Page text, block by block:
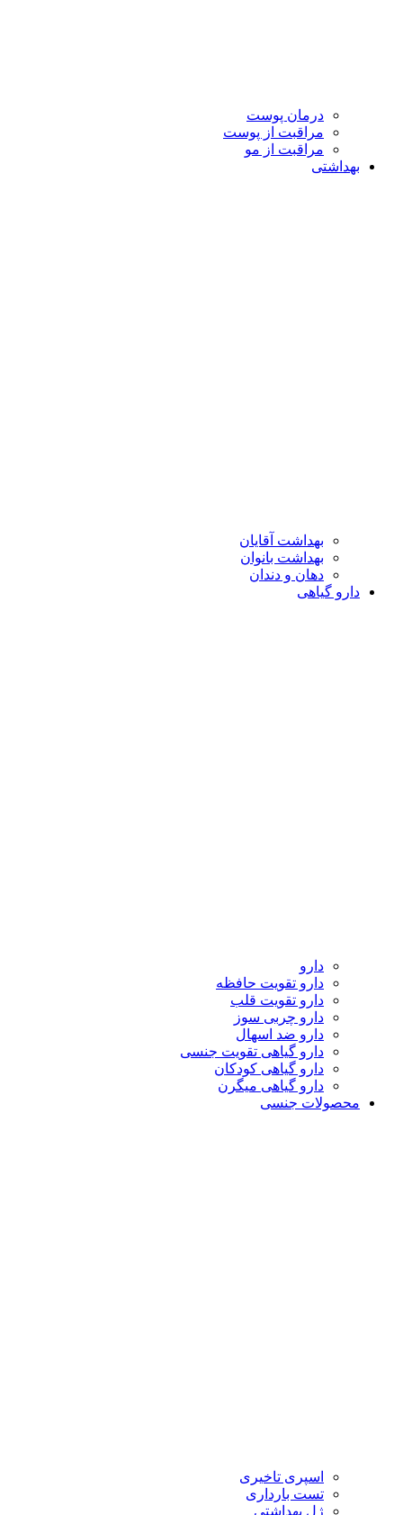
درمان پوست
مراقبت از پوست
مراقبت از مو
بهداشتی
بهداشت آقایان
بهداشت بانوان
دهان و دندان
دارو گیاهی
دارو
دارو تقویت حافظه
دارو تقویت قلب
دارو چربی سوز
دارو ضد اسهال
دارو گیاهی تقویت جنسی
دارو گیاهی کودکان
دارو گیاهی میگرن
محصولات جنسی
اسپری تاخیری
تست بارداری
ژل بهداشتی